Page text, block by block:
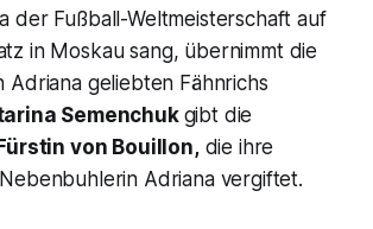
der Fußball-Weltmeisterschaft auf
in Moskau sang, übernimmt die
Adriana geliebten Fähnrichs
Semenchukgibt die
von Bouillon,die ihre
Adriana vergiftet.